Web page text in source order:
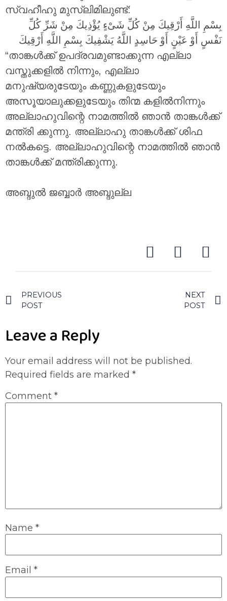
സ്വഹീഹു മുസ്ലിമിലുണ്ട്:
بِسْمِ اللَّهِ أَرْقِيكَ مِنْ كُلِّ شَىْءٍ يُؤْذِيكَ مِنْ شَرِّ كُلِّ
نَفْسٍ أَوْ عَيْنٍ أَوْ حَاسِدٍ اللَّهُ يَشْفِيكَ بِسْمِ اللَّهِ أَرْقِيكَ
“താങ്കൾക്ക് ഉപദ്രവമുണ്ടാക്കുന്ന എല്ലാ
വസ്തുക്കളിൽ നിന്നും, എല്ലാ
മനുഷ്യരുടേയും കണ്ണുകളുടേയും
അസൂയാലുക്കളുടേയും തിന്മ കളിൽനിന്നും
അല്ലാഹുവിന്റെ നാമത്തിൽ ഞാൻ താങ്കൾക്ക്
മന്ത്രി ക്കുന്നു. അല്ലാഹു താങ്കൾക്ക് ശിഫ
നൽകട്ടെ. അല്ലാഹുവിന്റെ നാമത്തിൽ ഞാൻ
താങ്കൾക്ക് മന്ത്രിക്കുന്നു.
അബ്ദുൽ ജബ്ബാർ അബ്ദുല്ല
PREVIOUS
POST
NEXT
POST
Leave a Reply
Your email address will not be published.
Required fields are marked *
Comment *
Name *
Email *